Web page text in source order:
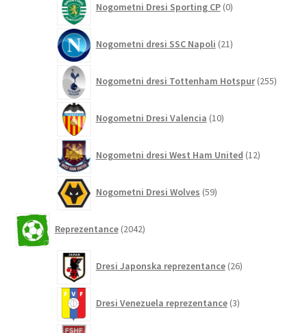
Nogometni Dresi Sporting CP 0izdelkov
Nogometni dresi SSC Napoli 21izdelkov
Nogometni dresi Tottenham Hotspur 255
Nogometni Dresi Valencia 10izdelkov
Nogometni dresi West Ham United 12izdelkov
Nogometni Dresi Wolves 59izdelkov
Reprezentance 2042izdelkov
Dresi Japonska reprezentance 26izdelkov
Dresi Venezuela reprezentance 3izdelki